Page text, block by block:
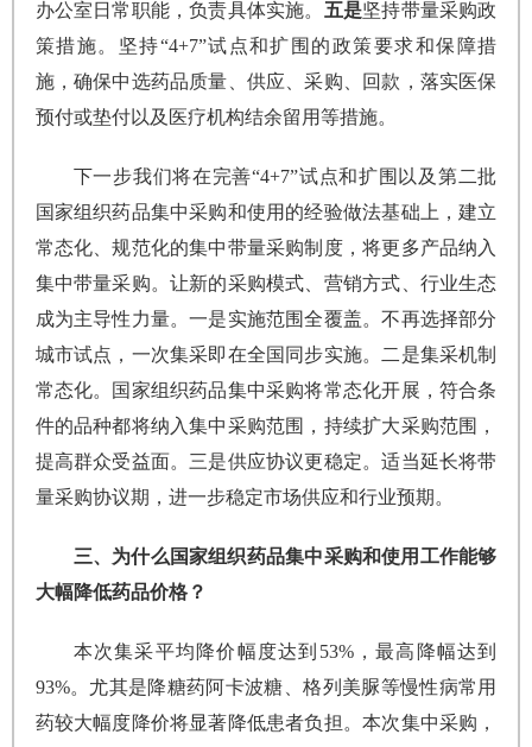
办公室日常职能，负责具体实施。 五是坚持带量采购政
策措施。坚持“4+7”试点和扩围的政策要求和保障措
施，确保中选药品质量、供应、采购、回款，落实医保
预付或垫付以及医疗机构结余留用等措施。
下一步我们将在完善“4+7”试点和扩围以及第二批
国家组织药品集中采购和使用的经验做法基础上，建立
常态化、规范化的集中带量采购制度，将更多产品纳入
集中带量采购。让新的采购模式、营销方式、行业生态
成为主导性力量。一是实施范围全覆盖。不再选择部分
城市试点，一次集采即在全国同步实施。二是集采机制
常态化。国家组织药品集中采购将常态化开展，符合条
件的品种都将纳入集中采购范围，持续扩大采购范围，
提高群众受益面。三是供应协议更稳定。适当延长将带
量采购协议期，进一步稳定市场供应和行业预期。
三、为什么国家组织药品集中采购和使用工作能够
大幅降低药品价格？
本次集采平均降价幅度达到53%，最高降幅达到
93%。尤其是降糖药阿卡波糖、格列美脲等慢性病常用
药较大幅度降价将显著降低患者负担。本次集中采购，